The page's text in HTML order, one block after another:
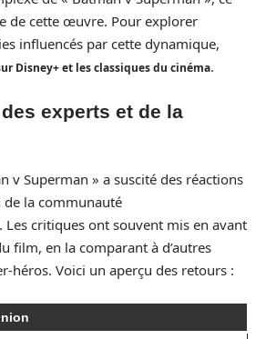
de cette œuvre. Pour explorer
influencés par cette dynamique,
Disney+ et les classiques du cinéma.
experts et de la
v Superman » a suscité des réactions
de la communauté
critiques ont souvent mis en avant
film, en la comparant à d’autres
héros. Voici un aperçu des retours :